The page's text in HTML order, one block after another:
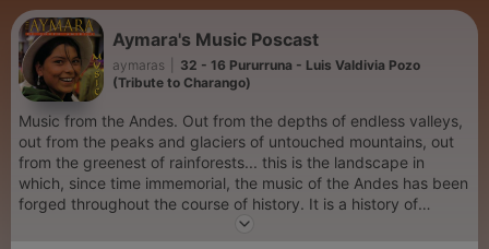
Aymara's Music Poscast
aymaras
32 - 16 Pururruna - Luis Valdivia Pozo
(Tribute to Charango)
Music from the Andes. Out from the depths of endless valleys,
out from the peaks and glaciers of untouched mountains, out
from the greenest of rainforests... this is the landscape in
which, since time immemorial, the music of the Andes has been
forged throughout the course of history. It is a history of